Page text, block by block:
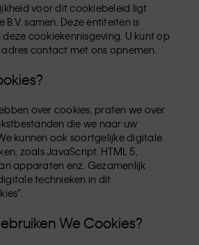
voor dit cookiebeleid ligt
B.V. samen. Deze entiteiten is
deze cookiekennisgeving. U kunt op
contact met ons opnemen.
over cookies, praten we over
die we naar uw
kunnen ook soortgelijke digitale
zoals JavaScript, HTML 5,
apparaten enz. Gezamenlijk
technieken in dit
We Cookies?